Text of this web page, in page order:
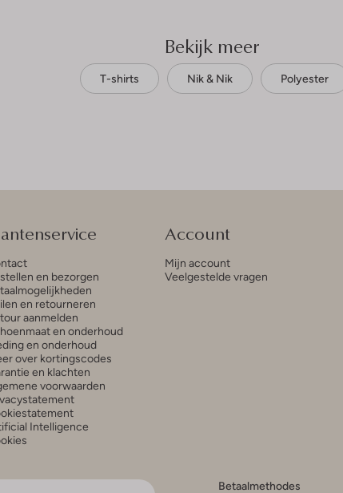
Bekijk meer
T-shirts Nik & Nik Polyester
en bezorgen
en retourneren
aanmelden
en onderhoud
en onderhoud
over kortingscodes
en klachten
voorwaarden
Intelligence
Account
Mijn account
Veelgestelde vragen
Betaalmethodes